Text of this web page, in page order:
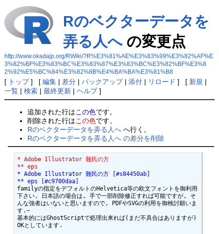
Rのベクターデータを
弄る人への変更点
http://www.okadajp.org/RWiki/?R%E3%81%AE%E3%83%99%E3%82%AF%E
3%82%BF%E3%83%BC%E3%83%87%E3%83%BC%E3%82%BF%E3%8
2%92%E5%BC%84%E3%82%8B%E4%BA%BA%E3%81%B8
[ トップ] [ 編集| 差分| バックアップ| 添付| リロード ] [ 新規 |
一覧| 検索| 最終更新| ヘルプ]
追加された行はこの色です。
削除された行はこの色です。
Rのベクターデータを弄る人へ へ行く。
Rのベクターデータを弄る人へ の差分を削除
* Adobe Illustrator 難民の方
** eps
* Adobe Illustrator 難民の方 [#s84450ab]
** eps [#c9700daa]
familyの指定をデフォルトのHelvetica等の欧文フォントを御利用
下さい. 日本語の場合は, 手で一部削除修正すれば可能ですが, そ
んな強者はいないと思いますので, PDFやSVGの利用を御検討願いま
す.~
基本的にはGhostScriptで処理出来れば(まだ不具合はありますが)
OKとしています.